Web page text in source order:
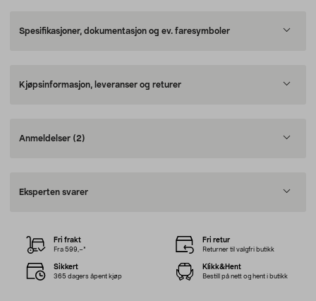
Spesifikasjoner, dokumentasjon og ev. faresymboler
Kjøpsinformasjon, leveranser og returer
Anmeldelser (2)
Eksperten svarer
Fri frakt
Fra 599,–*
Fri retur
Returner til valgfri butikk
Sikkert
365 dagers åpent kjøp
Klikk&Hent
Bestill på nett og hent i butikk